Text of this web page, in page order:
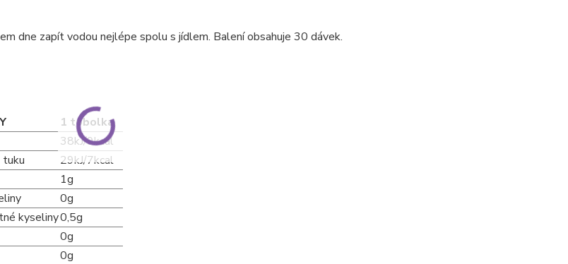
dne zapít vodou nejlépe spolu s jídlem. Balení obsahuje 30 dávek.
1 tobolka
38kJ/9kcal
tuku
29kJ/7kcal
1g
0g
kyseliny0,5g
0g
0g